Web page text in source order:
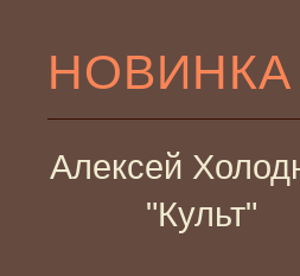
НОВИНКА
Алексей
"Культ"